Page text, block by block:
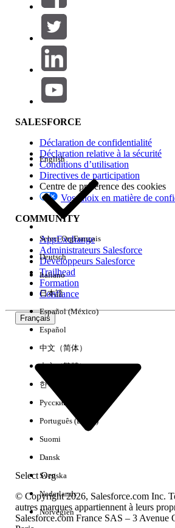
SÉLECTIONNER DES FILTRES
Gamme de produits
Impact des fonctionnalités
Edition
Expérience
Aucun résultat
SALESFORCE
Déclaration de confidentialité
Déclaration relative à la sécurité
Conditions d’utilisation
Directives de participation
Centre de préférence des cookies
Vos choix en matière de
COMMUNITY
AppExchange
Administrateurs Salesforce
Développeurs Salesforce
Trailhead
Formation
Confiance
Français
Select Org
English
Select OrgFrançais
Deutsch
Italiano
日本語
Español (México)
Español
中文（简体）
中文（繁體）
한국어
Русский
Português (Brasil)
Suomi
Dansk
Svenska
Nederlands
Norvégien
© Copyright 2026, Salesforce.com Inc.
autres marques appartiennent à leurs
Salesforce.com France SAS – 3 Avenue